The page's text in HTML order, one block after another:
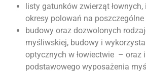
listy gatunków zwierząt
okresy polowań na
budowy oraz dozwolonych
myśliwskiej, budowy i
optycznych w łowiectwie – oraz
podstawowego wyposażenia